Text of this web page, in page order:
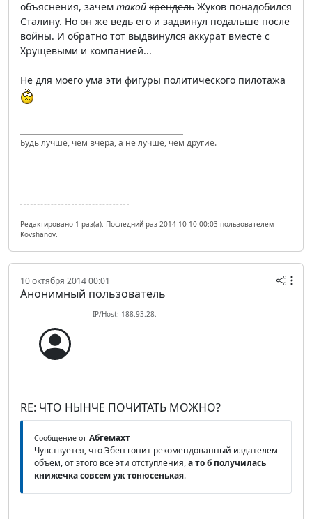
объяснения, зачем такой крендель Жуков понадобился
Сталину. Но он же ведь его и задвинул подальше после
войны. И обратно тот выдвинулся аккурат вместе с
Хрущевыми и компанией...
Не для моего ума эти фигуры политического пилотажа
Будь лучше, чем вчера, а не лучше, чем другие.
Редактировано 1 раз(а). Последний раз 2014-10-10 00:03 пользователем
Kovshanov.
10 октября 2014 00:01
Анонимный пользователь
IP/Host: 188.93.28.---
RE: ЧТО НЫНЧЕ ПОЧИТАТЬ МОЖНО?
Сообщение от Абгемахт
Чувствуется, что Эбен гонит рекомендованный издателем
объем, от этого все эти отступления,а то б получилась
книжечка совсем уж тонюсенькая.